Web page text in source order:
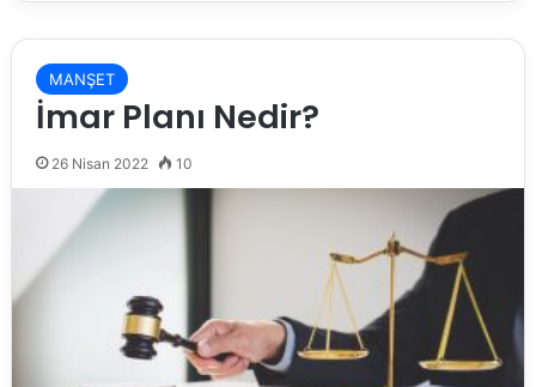
MANŞET
İmar Planı Nedir?
26 Nisan 2022 10